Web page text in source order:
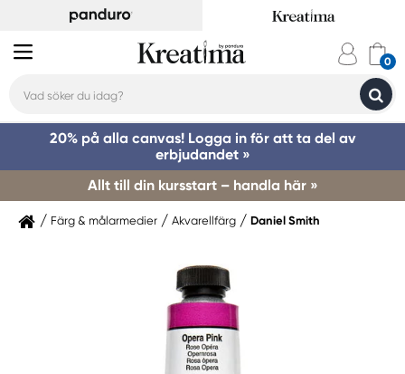
20% på alla canvas! Logga in för att ta del av
erbjudandet »
Allt till din kursstart – handla här »
Färg & målarmedier Akvarellfärg Daniel Smith